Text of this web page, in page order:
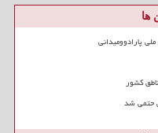
ها
پارادوومیدانی
کشور
حتمی شد